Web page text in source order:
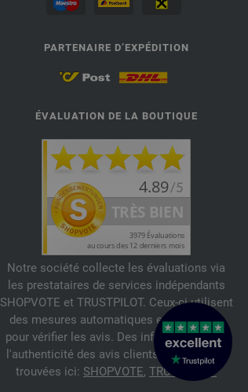
PARTENAIRE D’EXPÉDITION
ÉVALUATION DE LA BOUTIQUE
Notre société collecte les évaluations via
les prestataires de services indépendants
SHOPVOTE et TRUSTPILOT. Ceux-ci utilisent
des mesures automatiques et manuelles
pour vérifier les avis. Des informations sur
l'authenticité des avis clients peuvent être
trouvées ici: SHOPVOTE, TRUSTPILOT